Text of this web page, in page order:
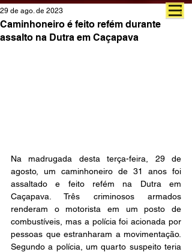
Caminhoneiro é feito refém durante
assalto na Dutra em Caçapava
29 de ago. de 2023
Na madrugada desta terça-feira, 29 de
agosto, um caminhoneiro de 31 anos foi
assaltado e feito refém na Dutra em
Caçapava. Três criminosos armados
renderam o motorista em um posto de
combustíveis, mas a polícia foi acionada por
pessoas que estranharam a movimentação.
Segundo a polícia, um quarto suspeito teria